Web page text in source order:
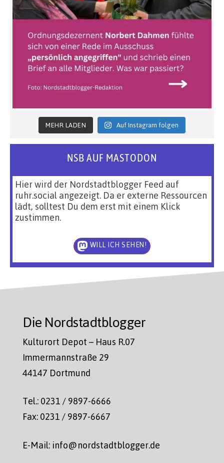
MEHR LADEN Auf Instagram folgen
NSB AUF MASTODON
Hier wird der Nordstadtblogger Feed auf
ruhr.social angezeigt. Da er externe Ressourcen
lädt, solltest Du dem erst mit einem Klick
zustimmen.
WILL ICH SEHEN!
Die Nordstadtblogger
Kulturort Depot – Haus R.07
Immermannstraße 29
44147 Dortmund
Tel.: 0231 / 9897-6666
Fax: 0231 / 9897-6667
E-Mail: info@nordstadtblogger.de